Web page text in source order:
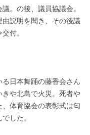
。の後、議員協議会。
説明を聞き、その後議
付。
日本舞踊の藤香会さん
や北島で火災。死者や
体育協会の表彰式は匂
した。